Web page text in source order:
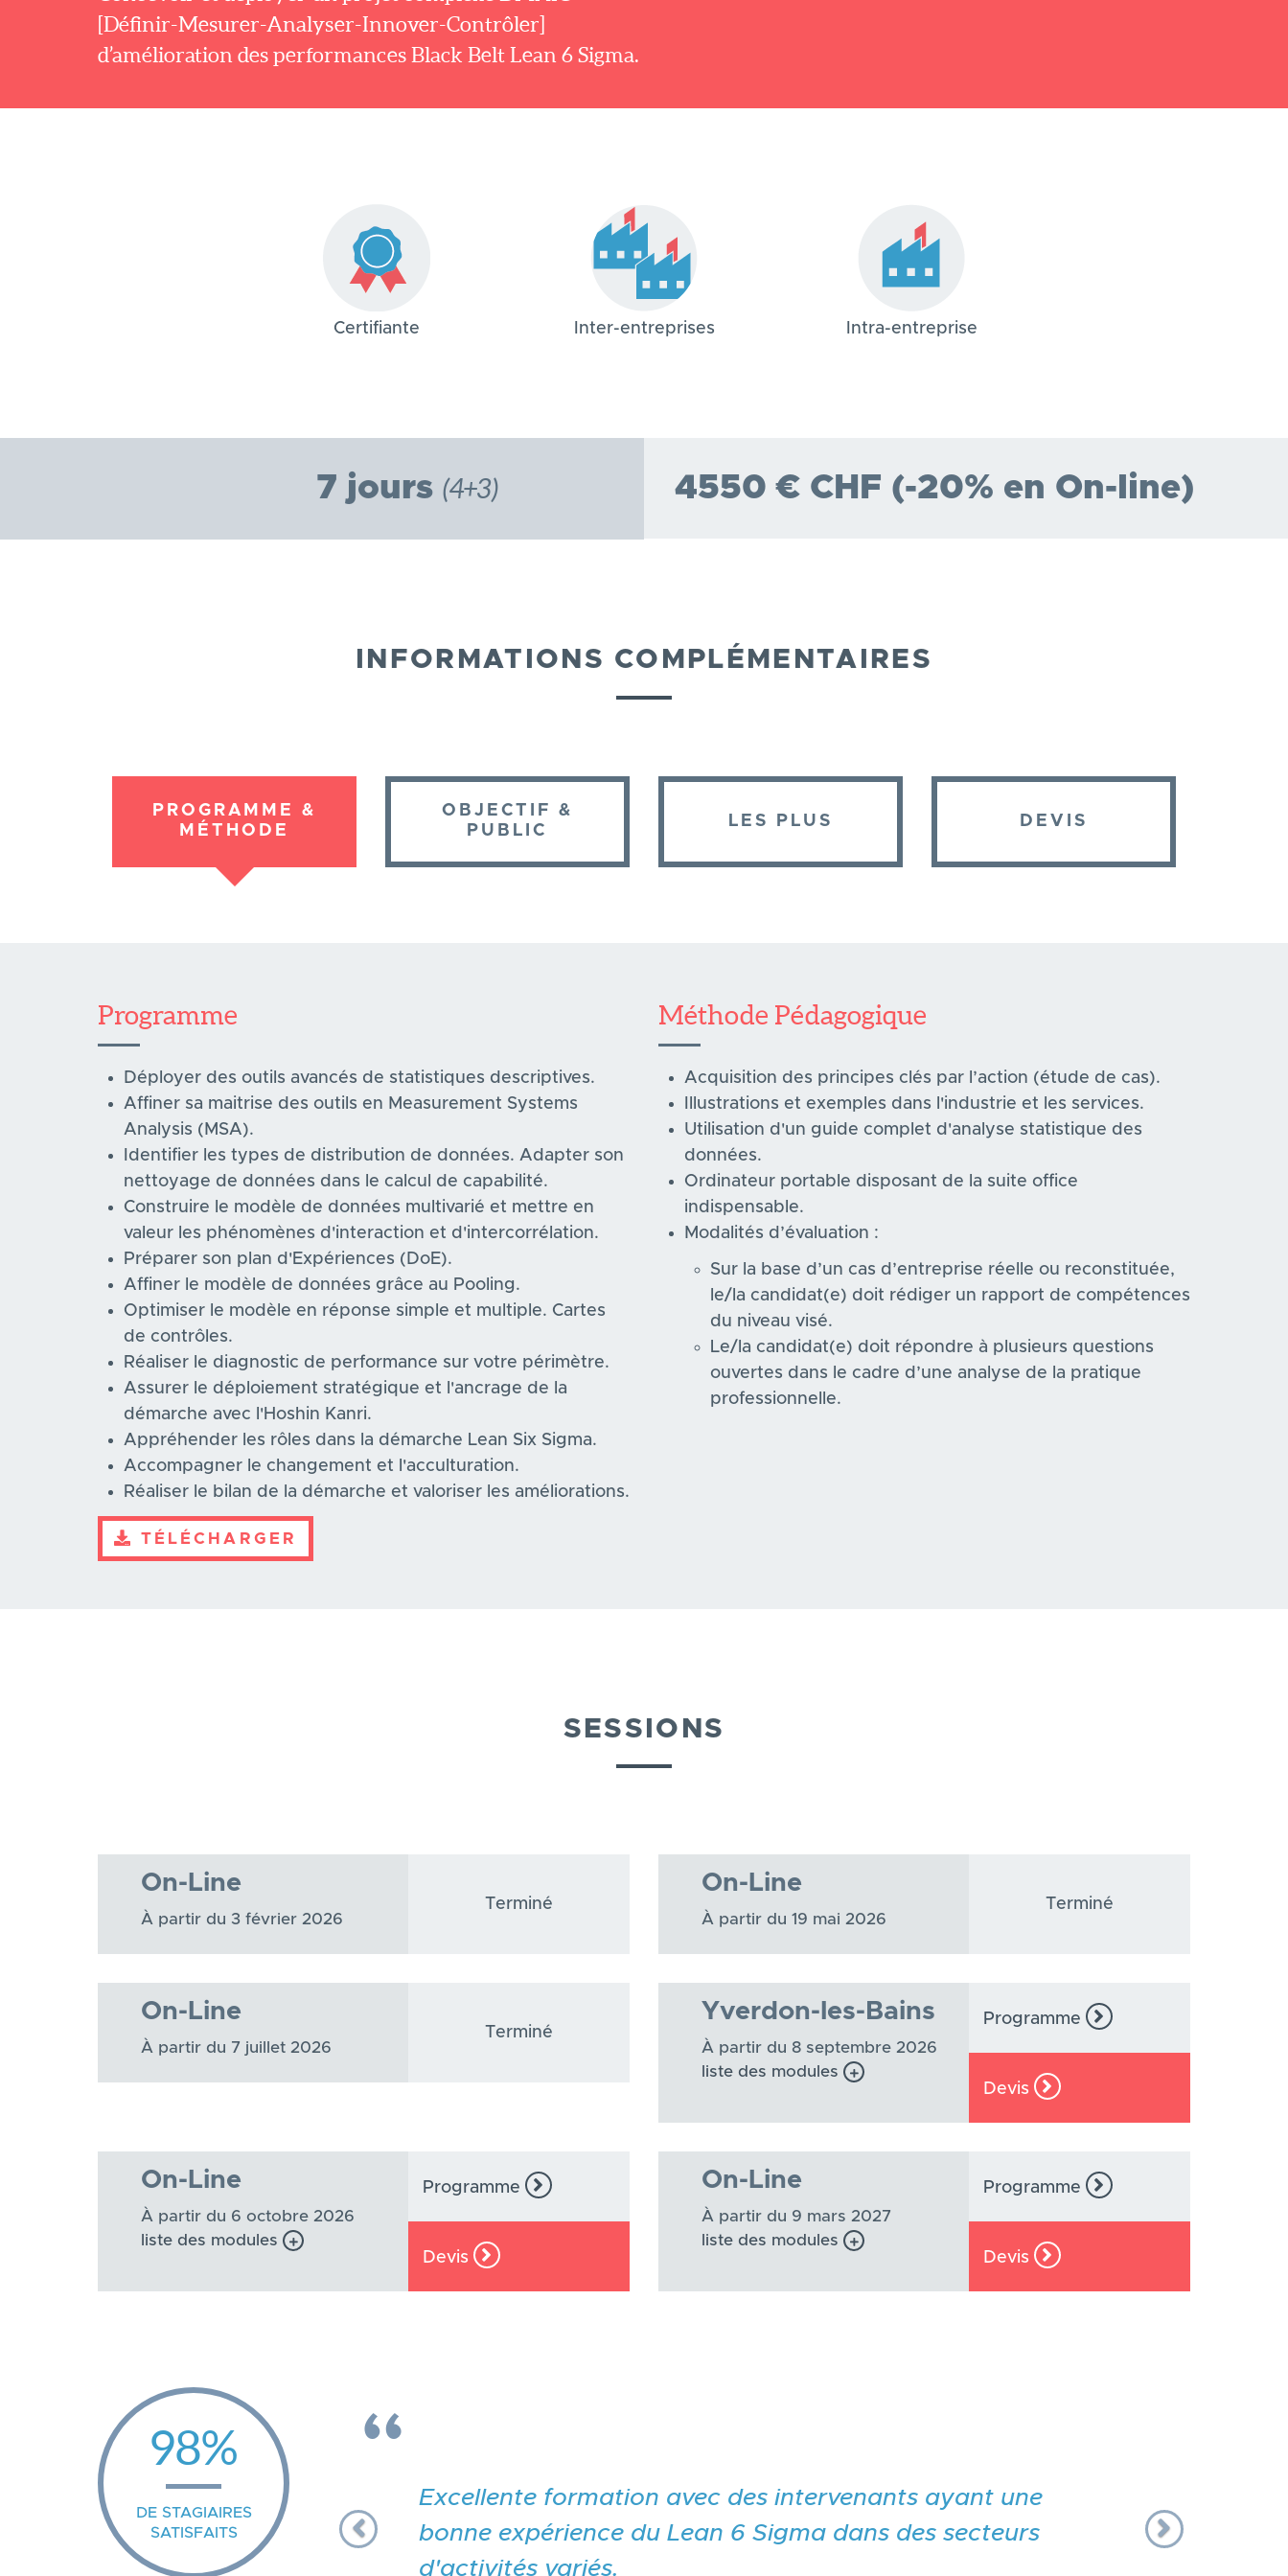
[Définir-Mesurer-Analyser-Innover-Contrôler]
d’amélioration des performances Black Belt Lean 6 Sigma.
Certifiante Inter-entreprises Intra-entreprise
7 jours (4+3) 4550 € CHF (-20% en On-line)
INFORMATIONS COMPLÉMENTAIRES
PROGRAMME &
MÉTHODE
OBJECTIF &
PUBLIC
LES PLUS DEVIS
Programme
Déployer des outils avancés de statistiques descriptives.
Affiner sa maitrise des outils en Measurement Systems
Analysis (MSA).
Identifier les types de distribution de données. Adapter son
nettoyage de données dans le calcul de capabilité.
Construire le modèle de données multivarié et mettre en
valeur les phénomènes d'interaction et d'intercorrélation.
Préparer son plan d'Expériences (DoE).
Affiner le modèle de données grâce au Pooling.
Optimiser le modèle en réponse simple et multiple. Cartes
de contrôles.
Réaliser le diagnostic de performance sur votre périmètre.
Assurer le déploiement stratégique et l'ancrage de la
démarche avec l'Hoshin Kanri.
Appréhender les rôles dans la démarche Lean Six Sigma.
Accompagner le changement et l'acculturation.
Réaliser le bilan de la démarche et valoriser les améliorations.
TÉLÉCHARGER
Méthode Pédagogique
Acquisition des principes clés par l’action (étude de cas).
Illustrations et exemples dans l'industrie et les services.
Utilisation d'un guide complet d'analyse statistique des
données.
Ordinateur portable disposant de la suite office
indispensable.
Modalités d’évaluation :
Sur la base d’un cas d’entreprise réelle ou reconstituée,
le/la candidat(e) doit rédiger un rapport de compétences
du niveau visé.
Le/la candidat(e) doit répondre à plusieurs questions
ouvertes dans le cadre d’une analyse de la pratique
professionnelle.
SESSIONS
On-Line
À partir du 3 février 2026
Terminé
On-Line
À partir du 19 mai 2026
Terminé
On-Line
À partir du 7 juillet 2026
Terminé
Yverdon-les-Bains
À partir du 8 septembre 2026
liste des modules
Programme
Devis
On-Line
À partir du 6 octobre 2026
liste des modules
Programme
Devis
On-Line
À partir du 9 mars 2027
liste des modules
Programme
Devis
98%
DE STAGIAIRES
SATISFAITS
Excellente formation avec des intervenants ayant une
bonne expérience du Lean 6 Sigma dans des secteurs
d'activités variés.